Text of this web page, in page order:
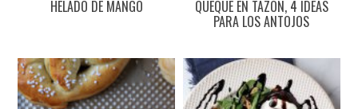
HELADO DE MANGO QUEQUE EN TAZÓN, 4 IDEAS
PARA LOS ANTOJOS